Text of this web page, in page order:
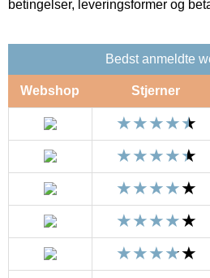
betingelser, leveringsformer og
Bedst anmeldte
Webshop Stjerner